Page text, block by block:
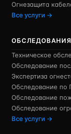
Огнезащита
Все услуги →
ОБСЛЕДОВАНИЯ
Техническое
Обследование
Экспертиза
Обследование по
Обследование
Обследование
Все услуги →